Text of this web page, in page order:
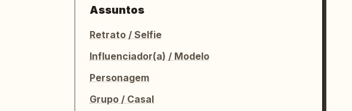
Assuntos
Retrato / Selfie
Influenciador(a) / Modelo
Personagem
Grupo / Casal